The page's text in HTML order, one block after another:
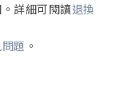
詳細可閱讀退換
題 。